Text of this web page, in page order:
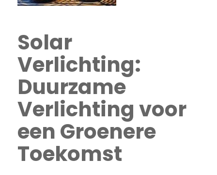
Solar
Verlichting:
Duurzame
Verlichting voor
een Groenere
Toekomst